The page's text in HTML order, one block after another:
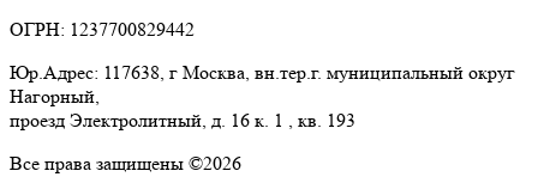
ОГРН: 1237700829442
Юр.Адрес: 117638, г Москва, вн.тер.г. муниципальный округ
Нагорный,
проезд Электролитный, д. 16 к. 1 , кв. 193
Все права защищены ©2026